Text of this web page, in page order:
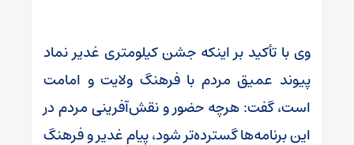
وی با تأکید بر اینکه جشن کیلومتری غدیر نماد
پیوند عمیق مردم با فرهنگ ولایت و امامت
است، گفت: هرچه حضور و نقش‌آفرینی مردم در
این برنامه‌ها گسترده‌تر شود، پیام غدیر و فرهنگ